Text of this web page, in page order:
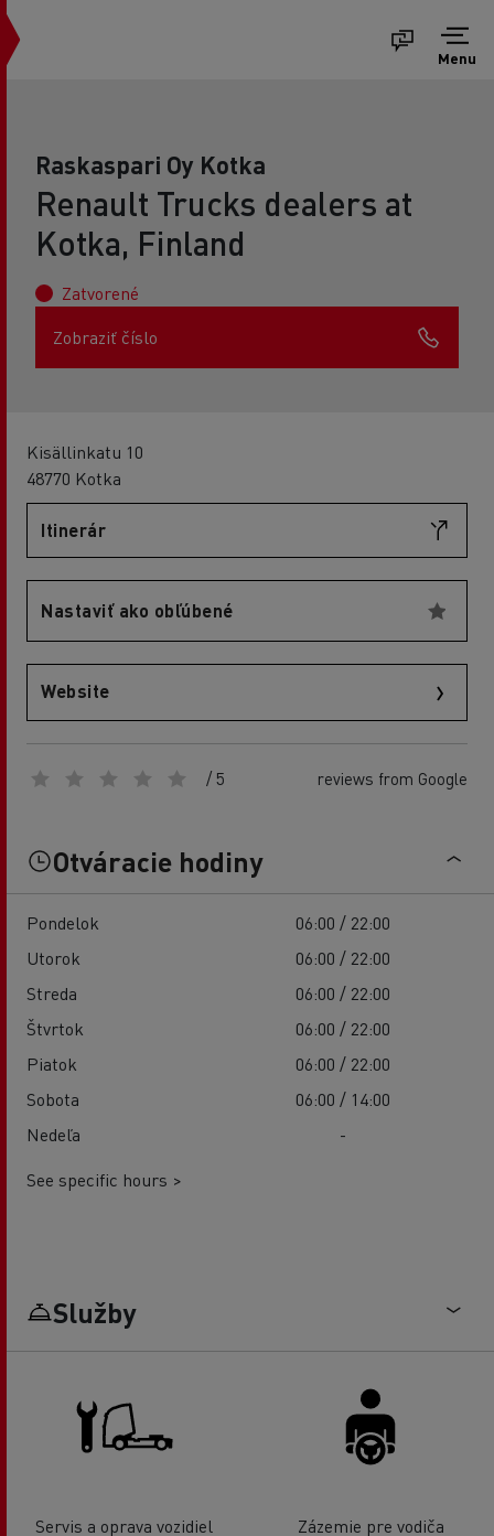
Menu
Raskaspari Oy Kotka
Renault Trucks dealers at
Kotka, Finland
Zatvorené
Zobraziť číslo
Kisällinkatu 10
48770 Kotka
Itinerár
Nastaviť ako obľúbené
Website
/ 5 reviews from Google
Otváracie hodiny
Pondelok
06:00 / 22:00
Utorok
06:00 / 22:00
Streda
06:00 / 22:00
Štvrtok
06:00 / 22:00
Piatok
06:00 / 22:00
Sobota
06:00 / 14:00
Nedeľa
-
See specific hours >
Služby
Servis a oprava vozidiel Zázemie pre vodiča